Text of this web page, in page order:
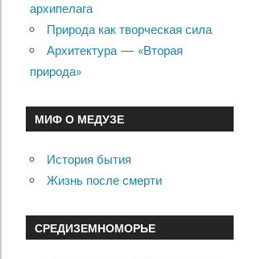
архипелага
Природа как творческая сила
Архитектура — «Вторая
природа»
МИФ О МЕДУЗЕ
История бытия
Жизнь после смерти
СРЕДИЗЕМНОМОРЬЕ